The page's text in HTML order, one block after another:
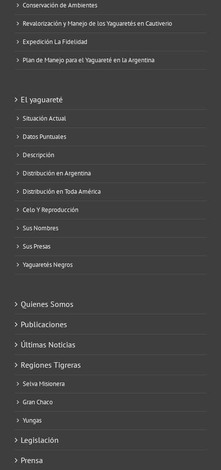
Conservación de Ambientes
Revalorización y Manejo de los Yaguaretés en Cautiverio
Expedición La Fidelidad
Plan de Manejo para el Yaguareté en la Argentina
El yaguareté
Situación Actual
Datos Puntuales
Descripción
Distribución en Argentina
Distribución en Toda América
Celo Y Reproducción
Sus Nombres
Sus Presas
Yaguaretés Negros
Quienes Somos
Publicaciones
Últimas Noticias
Regiones Tigreras
Selva Misionera
Gran Chaco
Yungas
Legislación
Prensa